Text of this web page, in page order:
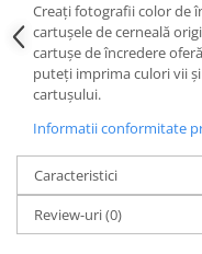
Creați fotografii color de
cartușele de cerneală
cartușe de încredere
puteți imprima culori vii
cartuşului.
Informatii conformitate
Caracteristici
Review-uri(0)